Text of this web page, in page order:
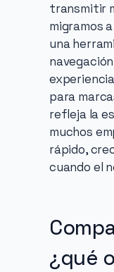
transmitir
migramos
una
para
refleja la
muchos
rápido,
cuando el
¿qué